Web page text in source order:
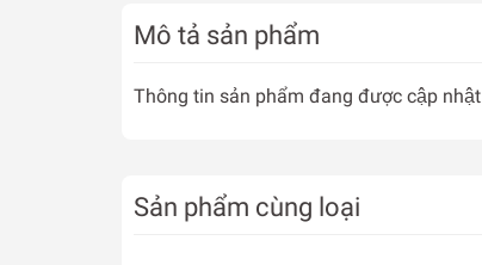
Mô tả sản phẩm
Thông tin sản phẩm đang được cập nhật
Sản phẩm cùng loại